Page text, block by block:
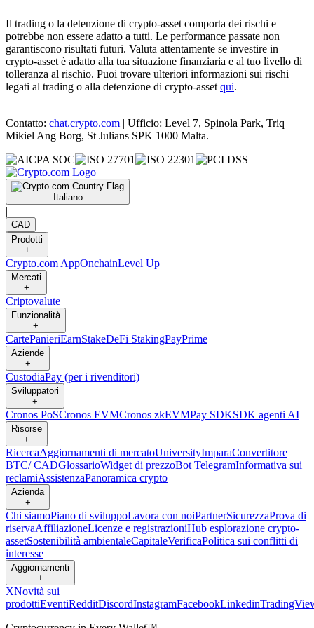
Il trading o la detenzione di crypto-asset comporta dei rischi e
potrebbe non essere adatto a tutti. Le performance passate non
garantiscono risultati futuri. Valuta attentamente se investire in
crypto-asset è adatto alla tua situazione finanziaria e al tuo livello di
tolleranza al rischio. Puoi trovare ulteriori informazioni sui rischi
legati al trading o alla detenzione di crypto-asset qui.
Contatto: chat.crypto.com | Ufficio: Level 7, Spinola Park, Triq
Mikiel Ang Borg, St Julians SPK 1000 Malta.
Italiano
|
CAD
Prodotti
+
Crypto.com AppOnchainLevel Up
Mercati
+
Criptovalute
Funzionalità
+
CartePanieriEarnStakeDeFi StakingPayPrime
Aziende
+
CustodiaPay (per i rivenditori)
Sviluppatori
+
Cronos PoSCronos EVMCronos zkEVMPay SDKSDK agenti AI
Risorse
+
RicercaAggiornamenti di mercatoUniversityImparaConvertitore
BTC/ CADGlossarioWidget di prezzoBot TelegramInformativa sui
reclamiAssistenzaPanoramica crypto
Azienda
+
Chi siamoPiano di sviluppoLavora con noiPartnerSicurezzaProva di
riservaAffiliazioneLicenze e registrazioniHub esplorazione crypto-
assetSostenibilità ambientaleCapitaleVerificaPolitica sui conflitti di
interesse
Aggiornamenti
+
XNovità sui
prodottiEventiRedditDiscordInstagramFacebookLinkedin